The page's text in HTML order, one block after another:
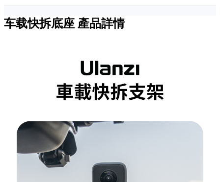
车载快拆底座 產品詳情